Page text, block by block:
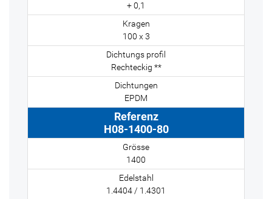
+ 0,1
100 x 3
Rechteckig **
EPDM
H08-1400-80
1400
1.4404 / 1.4301